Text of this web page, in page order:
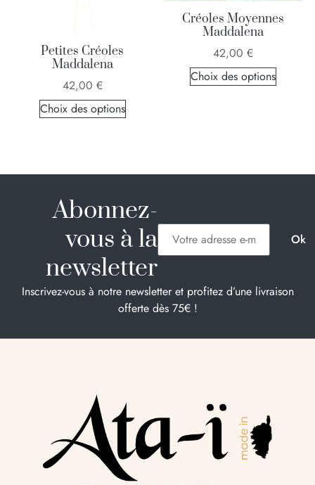
Petites Créoles
Maddalena
42,00 €
Choix des options
Créoles Moyennes
Maddalena
42,00 €
Choix des options
Abonnez-
vous à la
newsletter
Inscrivez-vous à notre newsletter et profitez d’une livraison
offerte dès 75€ !